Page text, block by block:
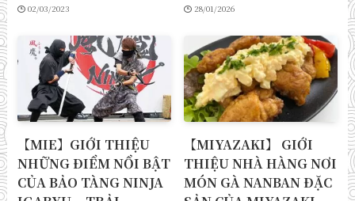
02/03/2023 28/01/2026
【MIE】GIỚI THIỆU
NHỮNG ĐIỂM NỔI BẬT
CỦA BẢO TÀNG NINJA
【MIYAZAKI】 GIỚI
THIỆU NHÀ HÀNG NƠI
MÓN GÀ NANBAN ĐẶC